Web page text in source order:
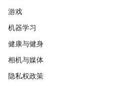
游戏
机器学习
健康与健身
相机与媒体
隐私权政策